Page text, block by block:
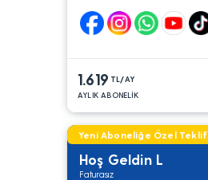
1.619 TL/AY
AYLIK ABONELİK
Yeni Aboneliğe Özel Teklif
Hoş Geldin L
Faturasız